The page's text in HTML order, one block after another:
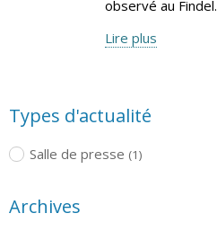
observé au Findel.
Lire plus
Types d'actualité
Salle de presse (1)
Archives